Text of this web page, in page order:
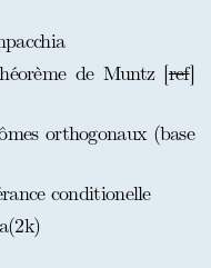
de Muntz [ref]
orthogonaux (base
conditionelle